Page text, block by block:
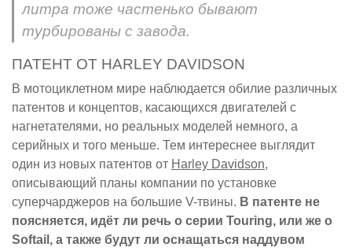
литра тоже частенько бывают
турбированы с завода.
ПАТЕНТ ОТ HARLEY DAVIDSON
В мотоциклетном мире наблюдается обилие различных
патентов и концептов, касающихся двигателей с
нагнетателями, но реальных моделей немного, а
серийных и того меньше. Тем интереснее выглядит
один из новых патентов от Harley Davidson,
описывающий планы компании по установке
суперчарджеров на большие V-твины. В патенте не
поясняется, идёт ли речь о серии Touring, или же о
Softail, а также будут ли оснащаться наддувом